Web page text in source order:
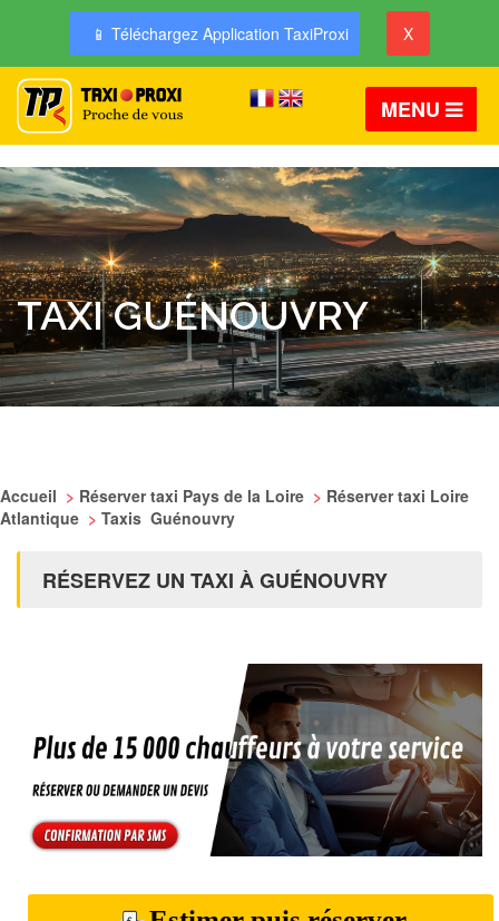
📱 Téléchargez Application TaxiProxi X
MENU
TAXI GUÉNOUVRY
Accueil > Réserver taxi Pays de la Loire > Réserver taxi Loire
Atlantique > Taxis Guénouvry
RÉSERVEZ UN TAXI À GUÉNOUVRY